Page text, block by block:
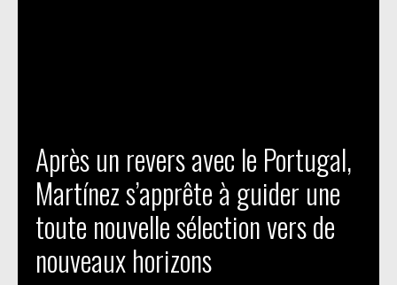
Après un revers avec le Portugal,
Martínez s’apprête à guider une
toute nouvelle sélection vers de
nouveaux horizons